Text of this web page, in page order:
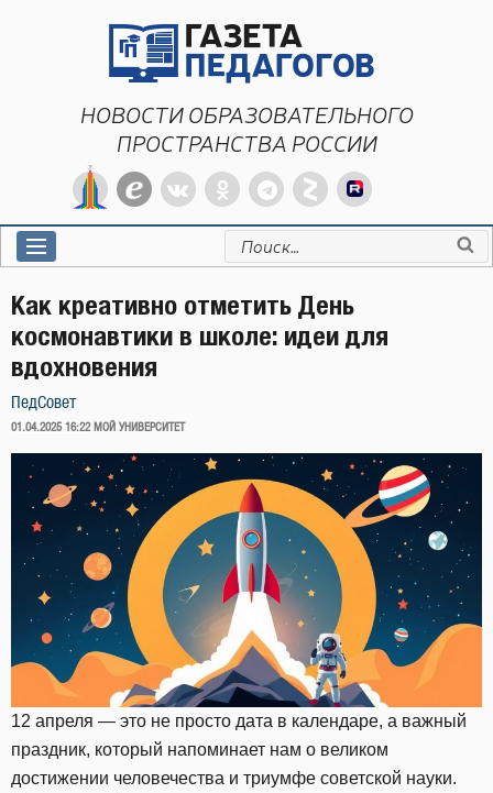
НОВОСТИ ОБРАЗОВАТЕЛЬНОГО
ПРОСТРАНСТВА РОССИИ
Искать:
Как креативно отметить День
космонавтики в школе: идеи для
вдохновения
ПедСовет
ОПУБЛИКОВАНО
01.04.2025 16:22 МОЙ УНИВЕРСИТЕТ
12 апреля — это не просто дата в календаре, а важный
праздник, который напоминает нам о великом
достижении человечества и триумфе советской науки.